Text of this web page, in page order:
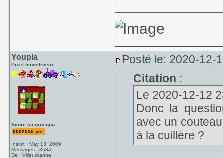
Youpla
Pixel monstrueux
Score au grosquiz
0002030 pts.
Inscrit : May 13, 2009
Messages : 3534
De : Villeurbanne
Posté le: 2020-12-
Citation :
Le 2020-12-12
Donc la
avec un
à la cuillère ?